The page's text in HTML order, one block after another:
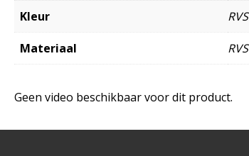
Kleur RVS
Materiaal RVS
Geen video beschikbaar voor dit product.